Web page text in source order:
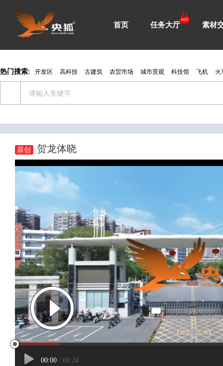
首页 任务大厅 素材
热门搜索: 开发区 高科技 古建筑 农贸市场 城市景观 科技馆 飞机 火
原创 贺龙体晓